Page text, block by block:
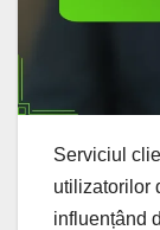
Serviciul
utilizatorilor
influențând